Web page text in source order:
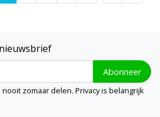
Abonneer
zomaar delen. Privacy is belangrijk